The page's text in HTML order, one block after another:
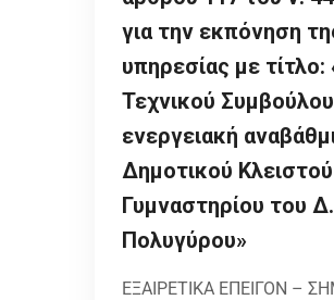
για την εκπόνηση
υπηρεσίας με
Τεχνικού
ενεργειακή
Δημοτικού Κλειστού
Γυμναστηρίου του
Πολυγύρου»
ΕΞΑΙΡΕΤΙΚΑ ΕΠΕΙΓΟΝ –